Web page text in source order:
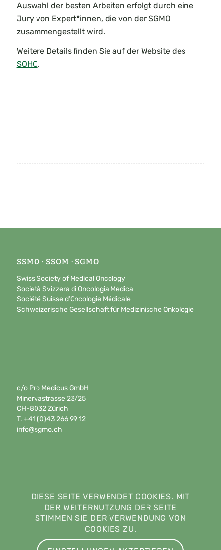
Auswahl der besten Arbeiten erfolgt durch eine
Jury von Expert*innen, die von der SGMO
zusammengestellt wird.
Weitere Details finden Sie auf der Website des
SOHC.
SSMO · SSOM · SGMO
Swiss Society of Medical Oncology
Società Svizzera di Oncologia Medica
Société Suisse d’Oncologie Médicale
Schweizerische Gesellschaft für Medizinische Onkologie
c/o Pro Medicus GmbH
Minervastrasse 23/25
CH-8032 Zürich
T. +41 (0)43 266 99 12
info@sgmo.ch
DIESE SEITE VERWENDET COOKIES. MIT
DER WEITERNUTZUNG DER SEITE
STIMMEN SIE DER VERWENDUNG VON
COOKIES ZU.